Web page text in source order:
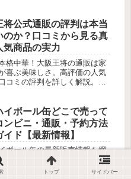
将公式通販の評判は本当
のか？口コミから見る真
気商品の実力
格中華！大阪王将の通販は家
喜ぶ美味しさ。高評価の人気
コミの評判を詳しく解説。お
イボール缶どこで売って
ンビニ・通販・予約方法
イド【最新情報】
ボール缶の最新販売情報を網
ンビニや通販で確実に手に入れ
徹底解説。次回購入チャンス
トップ サイドバー